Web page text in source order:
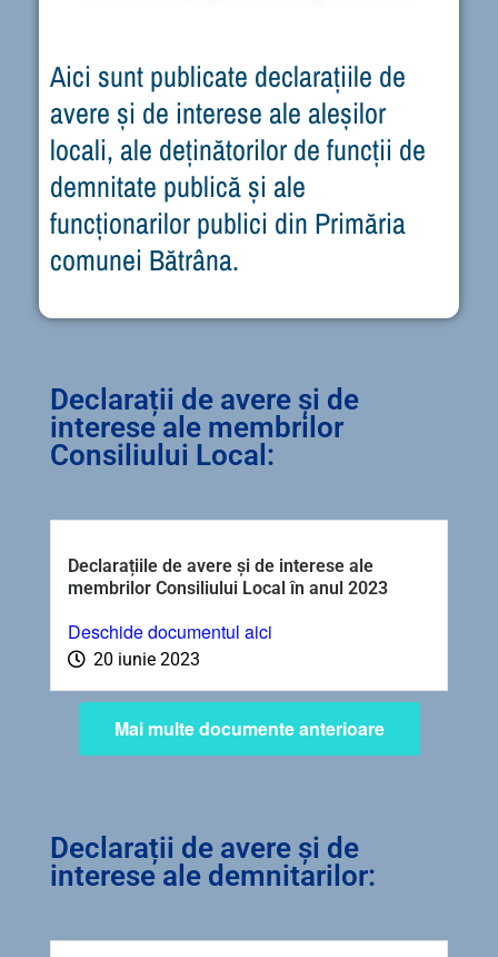
Aici sunt publicate declarațiile de
avere și de interese ale aleșilor
locali, ale deținătorilor de funcții de
demnitate publică și ale
funcționarilor publici din Primăria
comunei Bătrâna.
Declarații de avere și de
interese ale membrilor
Consiliului Local:
Declarațiile de avere și de interese ale
membrilor Consiliului Local în anul 2023
Deschide documentul aici
20 iunie 2023
Mai multe documente anterioare
Declarații de avere și de
interese ale demnitarilor: